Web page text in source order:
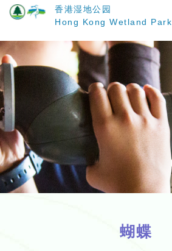
要
内
容
香港湿地公园
Hong Kong Wetland Park
蝴蝶